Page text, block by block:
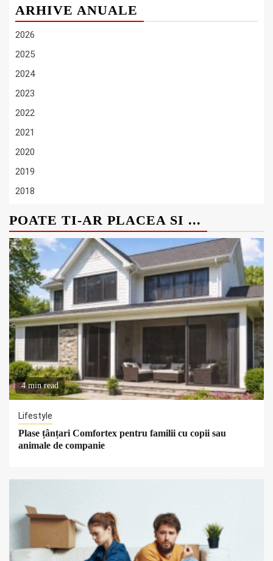
ARHIVE ANUALE
2026
2025
2024
2023
2022
2021
2020
2019
2018
POATE TI-AR PLACEA SI ...
4 min read
Lifestyle
Plase țânțari Comfortex pentru familii cu copii sau
animale de companie